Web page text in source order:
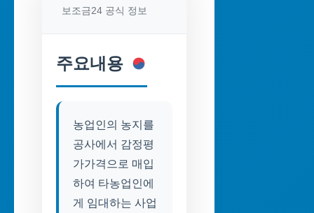
보조금24 공식 정보
주요내용
농업인의 농지를
공사에서 감정평
가가격으로 매입
하여 타농업인에
게 임대하는 사업